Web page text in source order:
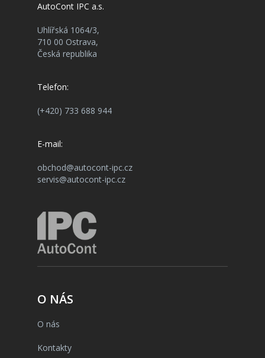
AutoCont IPC a.s.
Uhlířská 1064/3,
710 00 Ostrava,
Česká republika
Telefon:
(+420) 733 688 944
E-mail:
obchod@autocont-ipc.cz
servis@autocont-ipc.cz
O NÁS
O nás
Kontakty